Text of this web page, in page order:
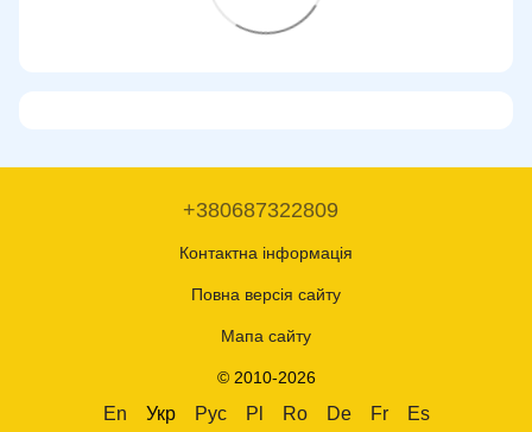
+380687322809
Контактна інформація
Повна версія сайту
Мапа сайту
© 2010-2026
En Укр Рус Pl Ro De Fr Es